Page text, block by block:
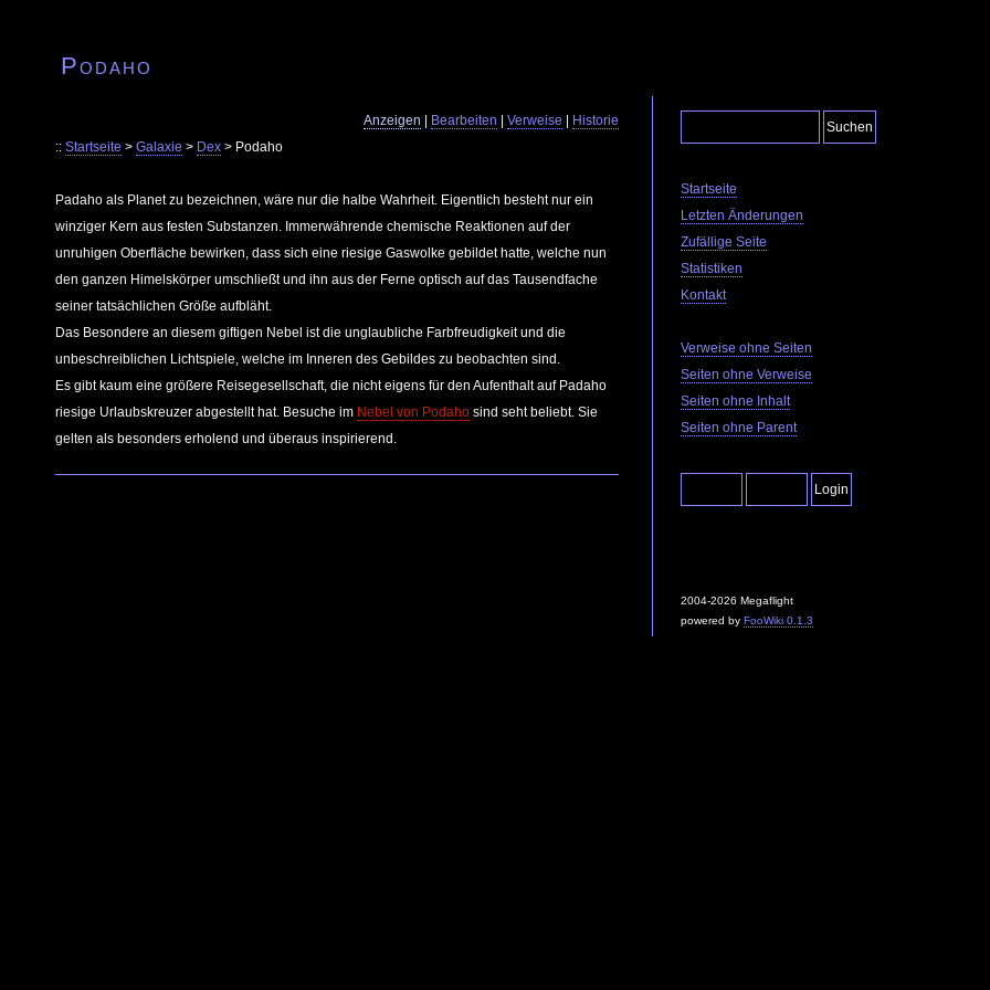
Podaho
Anzeigen Bearbeiten Verweise
Historie
:: Startseite > Galaxie > Dex > Podaho
Padaho als Planet zu bezeichnen, wäre nur die halbe Wahrheit. Eigentlich besteht nur ein
winziger Kern aus festen Substanzen. Immerwährende chemische Reaktionen auf der
unruhigen Oberfläche bewirken, dass sich eine riesige Gaswolke gebildet hatte, welche nun
den ganzen Himelskörper umschließt und ihn aus der Ferne optisch auf das Tausendfache
seiner tatsächlichen Größe aufbläht.
Das Besondere an diesem giftigen Nebel ist die unglaubliche Farbfreudigkeit und die
unbeschreiblichen Lichtspiele, welche im Inneren des Gebildes zu beobachten sind.
Es gibt kaum eine größere Reisegesellschaft, die nicht eigens für den Aufenthalt auf Padaho
riesige Urlaubskreuzer abgestellt hat. Besuche im Nebel von Podaho sind seht beliebt. Sie
gelten als besonders erholend und überaus inspirierend.
Startseite
Letzten Änderungen
Zufällige Seite
Statistiken
Kontakt
Verweise ohne Seiten
Seiten ohne Verweise
Seiten ohne Inhalt
Seiten ohne Parent
2004-2026 Megaflight
powered by FooWiki 0.1.3